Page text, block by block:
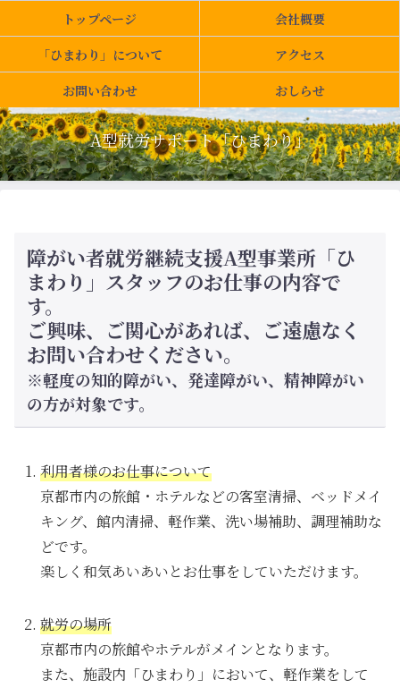
​A型就労サポート「ひまわり」
トップページ
会社概要
「ひまわり」について
アクセス
お問い合わせ
おしらせ
障がい者就労継続支援A型事業所「ひ
まわり」スタッフのお仕事の内容で
す。
ご興味、ご関心があれば、ご遠慮なく
お問い合わせください。
※軽度の知的障がい、発達障がい、精神障がい
の方が対象です。
利用者様のお仕事について
京都市内の旅館・ホテルなどの客室清掃、ベッドメイ
キング、館内清掃、軽作業、洗い場補助、調理補助な
どです。
楽しく和気あいあいとお仕事をしていただけます。
就労の場所
京都市内の旅館やホテルがメインとなります。
また、施設内「ひまわり」において、軽作業をして